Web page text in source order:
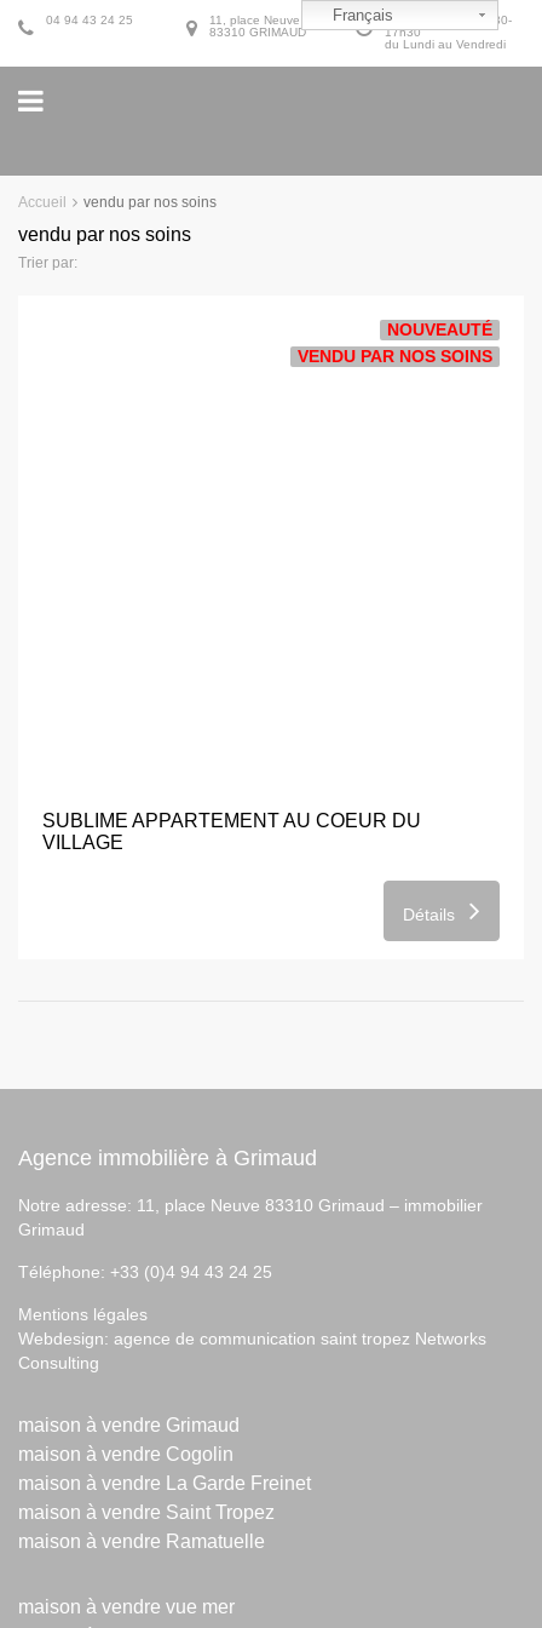
9h30-12h30 et 14h30-
17h30
du Lundi au Vendredi
11, place Neuve
83310 GRIMAUD
04 94 43 24 25
Accueil vendu par nos soins
vendu par nos soins
Trier par:
NOUVEAUTÉ
VENDU PAR NOS SOINS
SUBLIME APPARTEMENT AU COEUR DU
VILLAGE
Détails
Agence immobilière à Grimaud
Notre adresse: 11, place Neuve 83310 Grimaud – immobilier
Grimaud
Téléphone: +33 (0)4 94 43 24 25
Mentions légales
Webdesign: agence de communication saint tropez Networks
Consulting
maison à vendre Grimaud
maison à vendre Cogolin
maison à vendre La Garde Freinet
maison à vendre Saint Tropez
maison à vendre Ramatuelle
maison à vendre vue mer
Français